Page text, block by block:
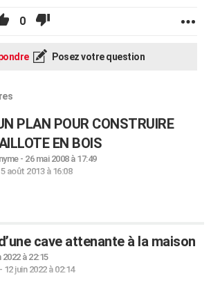
0
Posez votre question
PLAN POUR CONSTRUIRE
EN BOIS
- 26 mai 2008 à 17:49
5 août 2013 à 16:08
cave attenante à la maison
2022 à 22:15
12 juin 2022 à 02:14